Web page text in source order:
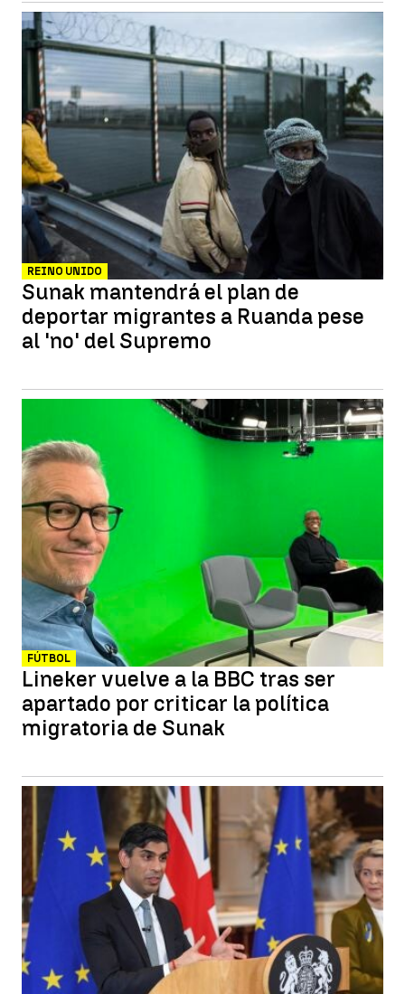
REINO UNIDO
Sunak mantendrá el plan de
deportar migrantes a Ruanda pese
al 'no' del Supremo
FÚTBOL
Lineker vuelve a la BBC tras ser
apartado por criticar la política
migratoria de Sunak